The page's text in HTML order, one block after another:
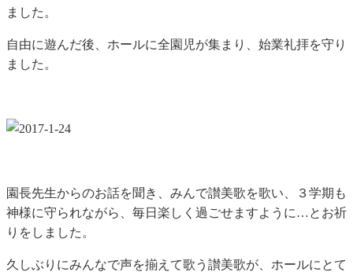
ました。
自由に遊んだ後、ホールに全園児が集まり、始業礼拝を守り
ました。
園長先生からのお話を聞き、みんで讃美歌を歌い、３学期も
神様に守られながら、毎日楽しく過ごせますように…とお祈
りをしました。
久しぶりにみんなで声を揃えて歌う讃美歌が、ホールにとて